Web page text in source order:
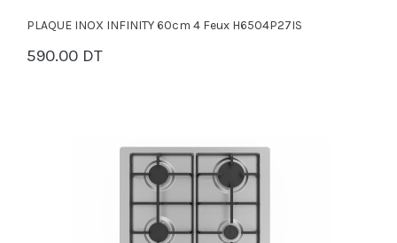
PLAQUE INOX INFINITY 60cm 4 Feux H6504P27IS
590.00 DT
PANIER